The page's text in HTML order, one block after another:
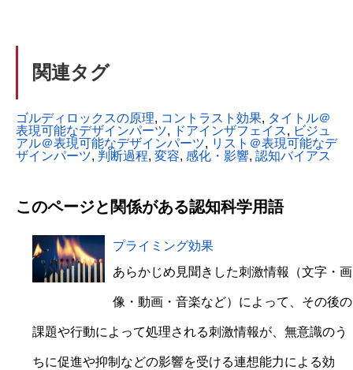
関連タグ
ゴルディロックスの原理, コントラスト効果, タイトル＠
表現可能なデザインパーツ, ドアインザフェイス, ビジュ
アル＠表現可能なデザインパーツ, リスト＠表現可能なデ
ザインパーツ, 判断過程, 変容, 感化・影響, 認知バイアス
このページと関係がある認知科学用語
プライミング効果
あらかじめ見聞きした刺激情報（文字・画
像・動画・音楽など）によって、その後の
課題や行動によって処理される刺激情報が、無意識のう
ちに促進や抑制などの影響を受ける連想能力による効